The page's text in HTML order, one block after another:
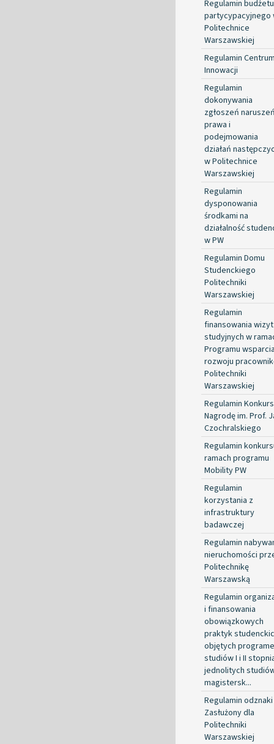
Regulamin budżetu
partycypacyjnego
Politechnice
Warszawskiej
Regulamin Centrum
Innowacji
Regulamin
dokonywania
zgłoszeń naruszeń
prawa i
podejmowania
działań
w Politechnice
Warszawskiej
Regulamin
dysponowania
środkami na
działalność
w PW
Regulamin Domu
Studenckiego
Politechniki
Warszawskiej
Regulamin
finansowania wizyt
studyjnych w
Programu wsparcia
rozwoju
Politechniki
Warszawskiej
Regulamin
Nagrodę im. Prof.
Czochralskiego
Regulamin
ramach programu
Mobility PW
Regulamin
korzystania z
infrastruktury
badawczej
Regulamin
nieruchomości
Politechnikę
Warszawską
Regulamin
i finansowania
obowiązkowych
praktyk
objętych
studiów I i II
jednolitych
magistersk...
Regulamin odznaki
Zasłużony dla
Politechniki
Warszawskiej